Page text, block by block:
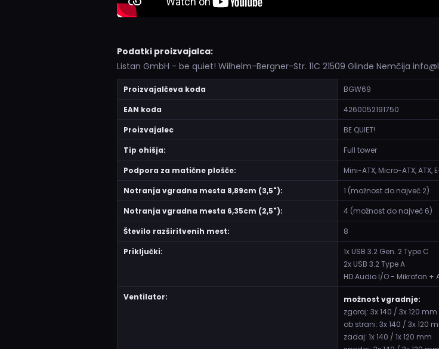
Podatki proizvajalca:
Listan GmbH - be quiet! Wilhelm-Bergner-Str. 11C 21509 Glinde Nemčija
Proizvajalčeva koda
BGW69
EAN koda
4260052191750
Proizvajalec
BE QUIET!
Tip ohišja:
Full tower
Podpora za matične plošče:
Mini-ATX, Micro-ATX, ATX,
Notranja vgradna mesta 8,89cm (3,5"):
1 (možnost do največ 2)
Notranja vgradna mesta 6,35cm (2,5"):
4 (možnost do največ 6)
Število razširitvenih mest:
8
Priključki:
1x USB 3.2 Gen. 2 Type C
2x USB 3.2 Type A
HD Audio I/O - Mikrofon +
Ventilator:
možnost vgradnje:
zgoraj: 3x 140 / 3x 120 mm
ob strani: 3x 140 / 3x 120
zadaj: 1x 140 / 1x 120 mm